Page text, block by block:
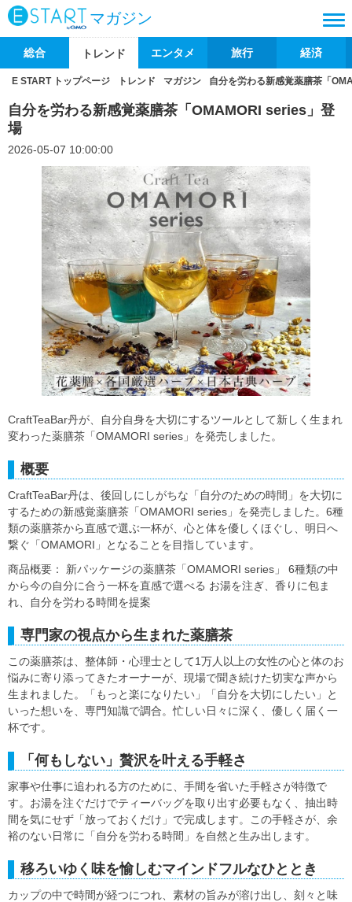
マガジン
総合 トレンド エンタメ 旅行 経済
E START トップページ トレンド マガジン 自分を労わる新感覚薬膳茶「
自分を労わる新感覚薬膳茶「OMAMORI series」登
場
2026-05-07 10:00:00
CraftTeaBar丹が、自分自身を大切にするツールとして新しく生まれ
変わった薬膳茶「OMAMORI series」を発売しました。
概要
CraftTeaBar丹は、後回しにしがちな「自分のための時間」を大切に
するための新感覚薬膳茶「OMAMORI series」を発売しました。6種
類の薬膳茶から直感で選ぶ一杯が、心と体を優しくほぐし、明日へ
繋ぐ「OMAMORI」となることを目指しています。
商品概要： 新パッケージの薬膳茶「OMAMORI series」 6種類の中
から今の自分に合う一杯を直感で選べる お湯を注ぎ、香りに包ま
れ、自分を労わる時間を提案
専門家の視点から生まれた薬膳茶
この薬膳茶は、整体師・心理士として1万人以上の女性の心と体のお
悩みに寄り添ってきたオーナーが、現場で聞き続けた切実な声から
生まれました。「もっと楽になりたい」「自分を大切にしたい」と
いった想いを、専門知識で調合。忙しい日々に深く、優しく届く一
杯です。
「何もしない」贅沢を叶える手軽さ
家事や仕事に追われる方のために、手間を省いた手軽さが特徴で
す。お湯を注ぐだけでティーバッグを取り出す必要もなく、抽出時
間を気にせず「放っておくだけ」で完成します。この手軽さが、余
裕のない日常に「自分を労わる時間」を自然と生み出します。
移ろいゆく味を愉しむマインドフルなひととき
カップの中で時間が経つにつれ、素材の旨みが溶け出し、刻々と味